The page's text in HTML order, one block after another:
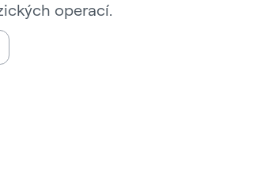
operací.